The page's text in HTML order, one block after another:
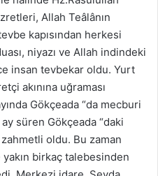
Allah Teâlânın
kapısından herkesi
niyazı ve Allah indindeki
insan tevbekar oldu. Yurt
akınına uğraması
Gökçeada “da mecburi
süren Gökçeada “daki
zahmetli oldu. Bu zaman
yakın birkaç talebesinden